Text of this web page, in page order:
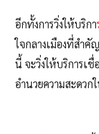
อีกทั้งการวิ่งให้บริกา
ใจกลางเมืองที่สำ
นี้ จะวิ่งให้บริการเ
อำนวยความสะดวก